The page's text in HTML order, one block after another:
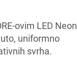
ovim LED Neon
uniformno
svrha.